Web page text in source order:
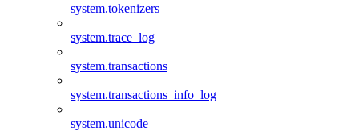
system.tokenizers
system.trace_log
system.transactions
system.transactions_info_log
system.unicode